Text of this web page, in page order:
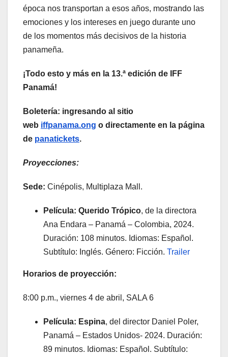
época nos transportan a esos años, mostrando las
emociones y los intereses en juego durante uno
de los momentos más decisivos de la historia
panameña.
¡Todo esto y más en la 13.ª edición de IFF
Panamá!
Boletería: ingresando al sitio
web iffpanama.ong o directamente en la página
de panatickets.
Proyecciones:
Sede: Cinépolis, Multiplaza Mall.
Película: Querido Trópico, de la directora
Ana Endara – Panamá – Colombia, 2024.
Duración: 108 minutos. Idiomas: Español.
Subtítulo: Inglés. Género: Ficción. Trailer
Horarios de proyección:
8:00 p.m., viernes 4 de abril, SALA 6
Película: Espina, del director Daniel Poler,
Panamá – Estados Unidos- 2024. Duración:
89 minutos. Idiomas: Español. Subtítulo: